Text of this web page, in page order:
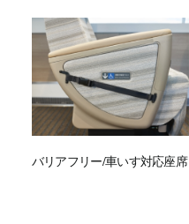
バリアフリー/車いす対応座席